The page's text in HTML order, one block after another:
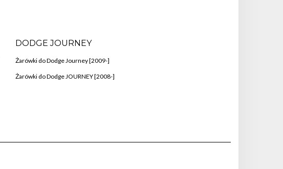
DODGE JOURNEY
Żarówki do Dodge Journey [2009-]
Żarówki do Dodge JOURNEY [2008-]